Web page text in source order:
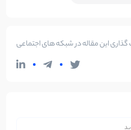
گذاری این مقاله در شبکه های اجتماعی